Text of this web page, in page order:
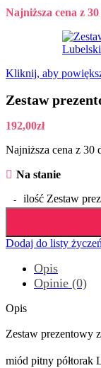
Najniższa cena z
Kliknij, aby
Zestaw
192,00zł
Najniższa cena z 30
Na stanie
ilość Zestaw
Dodaj do listy życzeń
Opis
Opinie (0)
Opis
Zestaw prezentowy
miód pitny półtorak